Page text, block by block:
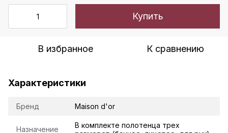
Купить
В избранное К сравнению
Характеристики
Бренд Maison d'or
Назначение
В комплекте полотенца трех